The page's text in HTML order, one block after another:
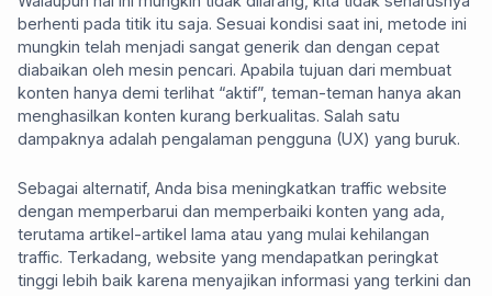
berhenti pada titik itu saja. Sesuai kondisi saat ini, metode ini
mungkin telah menjadi sangat generik dan dengan cepat
diabaikan oleh mesin pencari. Apabila tujuan dari membuat
konten hanya demi terlihat “aktif”, teman-teman hanya akan
menghasilkan konten kurang berkualitas. Salah satu
dampaknya adalah pengalaman pengguna (UX) yang buruk.
Sebagai alternatif, Anda bisa meningkatkan traffic website
dengan memperbarui dan memperbaiki konten yang ada,
terutama artikel-artikel lama atau yang mulai kehilangan
traffic. Terkadang, website yang mendapatkan peringkat
tinggi lebih baik karena menyajikan informasi yang terkini dan